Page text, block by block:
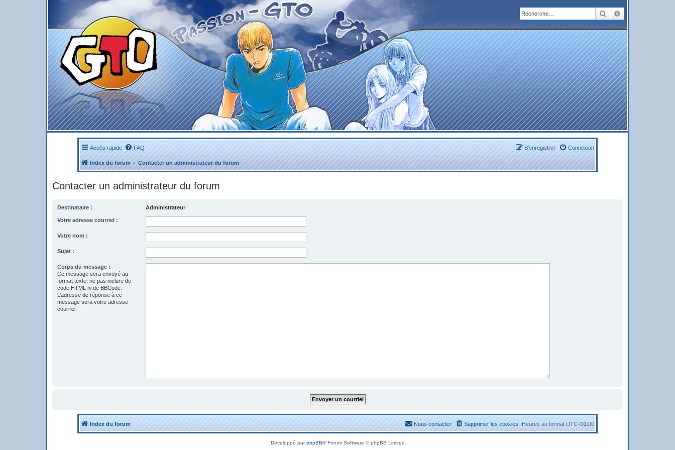
Rechercher
Accès rapide FAQ Connexion
S’enregistrer
Index du forum Contacter un administrateur du forum
Contacter un administrateur du forum
Destinataire : Administrateur
Votre adresse courriel :
Votre nom :
Sujet :
Corps du message :
Ce message sera envoyé au
format texte, ne pas inclure de
code HTML ni de BBCode.
L’adresse de réponse à ce
message sera votre adresse
courriel.
Index du forum Heures au formatUTC+01:00
Supprimer les cookies
Nous contacter
Développé parphpBB® Forum Software © phpBB Limited